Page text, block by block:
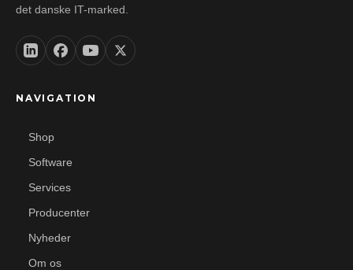
det danske IT-marked.
NAVIGATION
Shop
Software
Services
Producenter
Nyheder
Om os